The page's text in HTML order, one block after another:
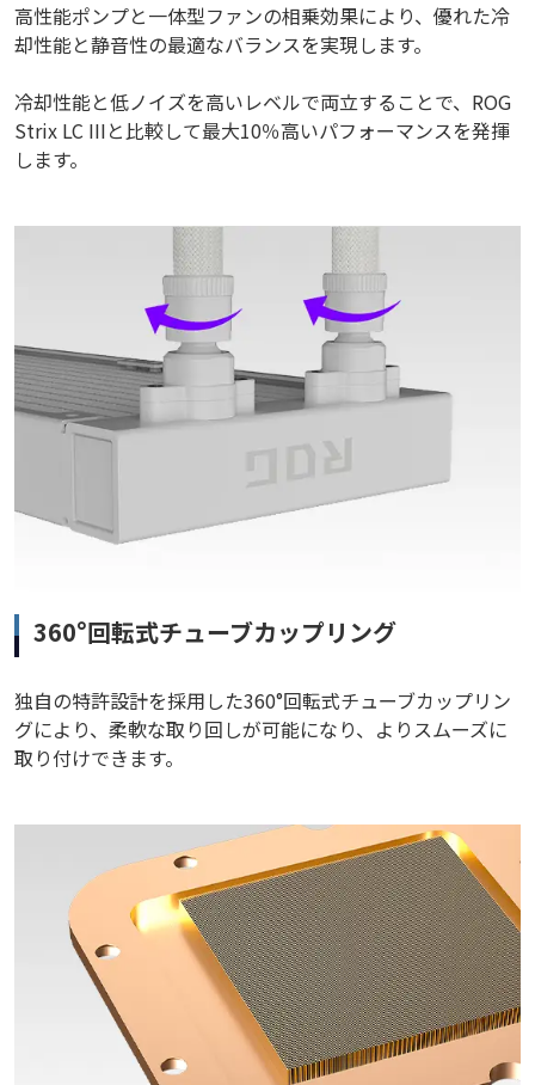
高性能ポンプと一体型ファンの相乗効果により、優れた冷
却性能と静音性の最適なバランスを実現します。
冷却性能と低ノイズを高いレベルで両立することで、ROG
Strix LC IIIと比較して最大10％高いパフォーマンスを発揮
します。
360°回転式チューブカップリング
独自の特許設計を採用した360°回転式チューブカップリン
グにより、柔軟な取り回しが可能になり、よりスムーズに
取り付けできます。